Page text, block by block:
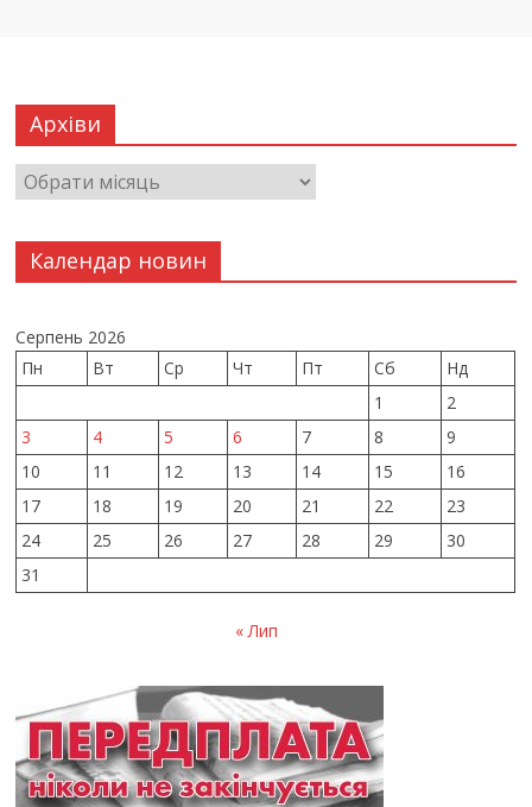
Архіви
Календар новин
Серпень 2026
Пн
Вт Ср Чт Пт Сб
Нд
1
2
3
4 5 6 7 8
9
10
11 12 13 14 15
16
17
18 19 20 21 22
23
24
25 26 27 28 29
30
31
« Лип